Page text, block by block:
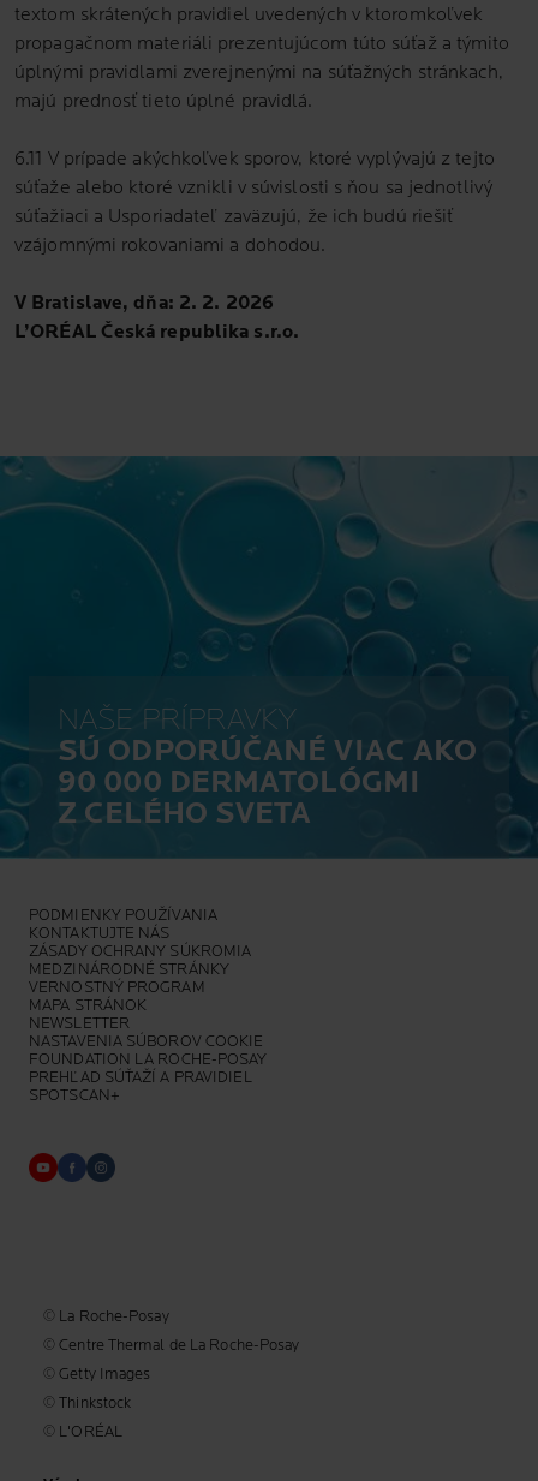
textom skrátených pravidiel uvedených v ktoromkoľvek
propagačnom materiáli prezentujúcom túto súťaž a týmito
úplnými pravidlami zverejnenými na súťažných stránkach,
majú prednosť tieto úplné pravidlá.
6.11 V prípade akýchkoľvek sporov, ktoré vyplývajú z tejto
súťaže alebo ktoré vznikli v súvislosti s ňou sa jednotlivý
súťažiaci a Usporiadateľ zaväzujú, že ich budú riešiť
vzájomnými rokovaniami a dohodou.
V Bratislave, dňa: 2. 2. 2026
L’ORÉAL Česká republika s.r.o.
NAŠE PRÍPRAVKY
SÚ ODPORÚČANÉ VIAC AKO
90 000 DERMATOLÓGMI
Z CELÉHO SVETA
PODMIENKY POUŽÍVANIA
KONTAKTUJTE NÁS
ZÁSADY OCHRANY SÚKROMIA
MEDZINÁRODNÉ STRÁNKY
VERNOSTNÝ PROGRAM
MAPA STRÁNOK
NEWSLETTER
NASTAVENIA SÚBOROV COOKIE
FOUNDATION LA ROCHE-POSAY
PREHĽAD SÚŤAŽÍ A PRAVIDIEL
SPOTSCAN+
© La Roche-Posay
© Centre Thermal de La Roche-Posay
© Getty Images
© Thinkstock
© L'ORÉAL